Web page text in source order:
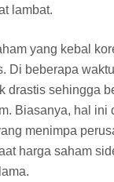
lambat.
yang kebal
Di beberapa
drastis sehingga
Biasanya, hal ini
menimpa
harga saham